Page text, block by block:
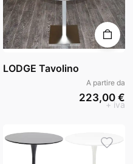
LODGE Tavolino
A partire da
223,00 €
+ iva